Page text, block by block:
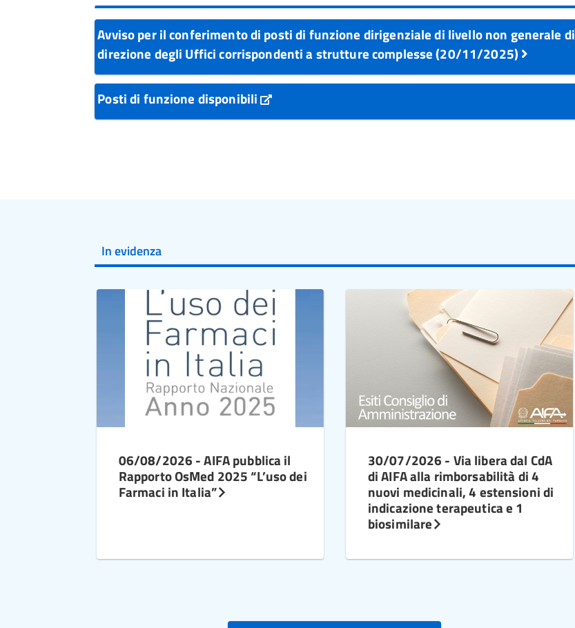
Avviso per il conferimento di posti di funzione dirigenziale di livello non generale di
direzione degli Uffici corrispondenti a strutture complesse (20/11/2025)
Posti di funzione disponibili
In evidenza
06/08/2026 - AIFA pubblica il
Rapporto OsMed 2025 “L’uso dei
Farmaci in Italia”
30/07/2026 - Via libera dal CdA
di AIFA alla rimborsabilità di 4
nuovi medicinali, 4 estensioni di
indicazione terapeutica e 1
biosimilare